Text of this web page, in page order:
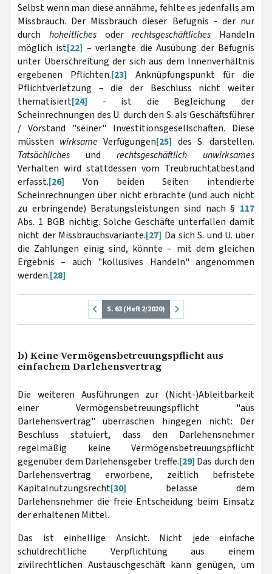
Selbst wenn man diese annähme, fehlte es jedenfalls am
Missbrauch. Der Missbrauch dieser Befugnis - der nur
durch hoheitlichesoderrechtsgeschäftliches Handeln
möglich ist[22] – verlangte die Ausübung der Befugnis
unter Überschreitung der sich aus dem Innenverhältnis
ergebenen Pflichten.[23] Anknüpfungspunkt für die
Pflichtverletzung – die der Beschluss nicht weiter
thematisiert[24] - ist die Begleichung der
Scheinrechnungen des U. durch den S. als Geschäftsführer
/ Vorstand "seiner" Investitionsgesellschaften. Diese
müssten wirksame Verfügungen[25] des S. darstellen.
Tatsächliches und rechtsgeschäftlich unwirksames
Verhalten wird stattdessen vom Treubruchtatbestand
erfasst.[26] Von beiden Seiten intendierte
Scheinrechnungen über nicht erbrachte (und auch nicht
zu erbringende) Beratungsleistungen sind nach § 117
Abs. 1 BGB nichtig. Solche Geschäfte unterfallen damit
nicht der Missbrauchsvariante.[27] Da sich S. und U. über
die Zahlungen einig sind, könnte – mit dem gleichen
Ergebnis – auch "kollusives Handeln" angenommen
werden.[28]
S. 63 (Heft 2/2020)
b) Keine Vermögensbetreuungspflicht aus
einfachem Darlehensvertrag
Die weiteren Ausführungen zur (Nicht-)Ableitbarkeit
einer Vermögensbetreuungspflicht "aus
Darlehensvertrag" überraschen hingegen nicht: Der
Beschluss statuiert, dass den Darlehensnehmer
regelmäßig keine Vermögensbetreuungspflicht
gegenüber dem Darlehensgeber treffe.[29] Das durch den
Darlehensvertrag erworbene, zeitlich befristete
Kapitalnutzungsrecht[30] belasse dem
Darlehensnehmer die freie Entscheidung beim Einsatz
der erhaltenen Mittel.
Das ist einhellige Ansicht. Nicht jede einfache
schuldrechtliche Verpflichtung aus einem
zivilrechtlichen Austauschgeschäft kann genügen, um